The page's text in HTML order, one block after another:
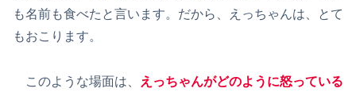
も名前も食べたと言います。だから、えっちゃんは、とて
もおこります。
このような場面は、
えっちゃんがどのように怒っている